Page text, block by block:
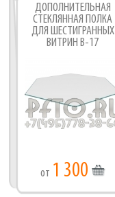
ДОПОЛНИТЕЛЬНАЯ
СТЕКЛЯННАЯ ПОЛКА
ДЛЯ ШЕСТИГРАННЫХ
ВИТРИН В-17
от 1 300